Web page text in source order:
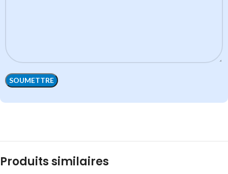
Produits similaires